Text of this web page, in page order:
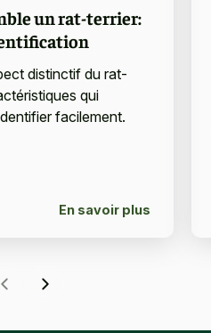
un rat-terrier:
distinctif du rat-
qui
facilement.
En savoir plus